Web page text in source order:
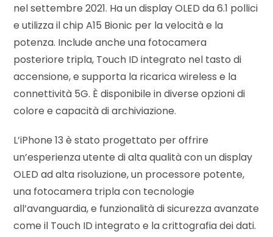
nel settembre 2021. Ha un display OLED da 6.1 pollici
e utilizza il chip A15 Bionic per la velocità e la
potenza. Include anche una fotocamera
posteriore tripla, Touch ID integrato nel tasto di
accensione, e supporta la ricarica wireless e la
connettività 5G. È disponibile in diverse opzioni di
colore e capacità di archiviazione.
L’iPhone 13 è stato progettato per offrire
un’esperienza utente di alta qualità con un display
OLED ad alta risoluzione, un processore potente,
una fotocamera tripla con tecnologie
all’avanguardia, e funzionalità di sicurezza avanzate
come il Touch ID integrato e la crittografia dei dati.